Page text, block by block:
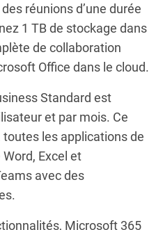
réunions d’une durée
1 TB de stockage dans
de collaboration
Office dans le cloud.
Standard est
et par mois. Ce
les applications de
Excel et
avec des
Microsoft 365